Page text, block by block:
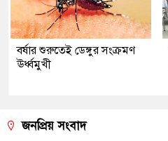
বর্ষার শুরুতেই ডেঙ্গুর সংক্রমণ
ঊর্ধ্বমুখী
জনপ্রিয় সংবাদ